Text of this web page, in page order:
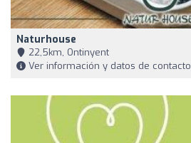
Naturhouse
22,5km, Ontinyent
Ver información y datos de contacto